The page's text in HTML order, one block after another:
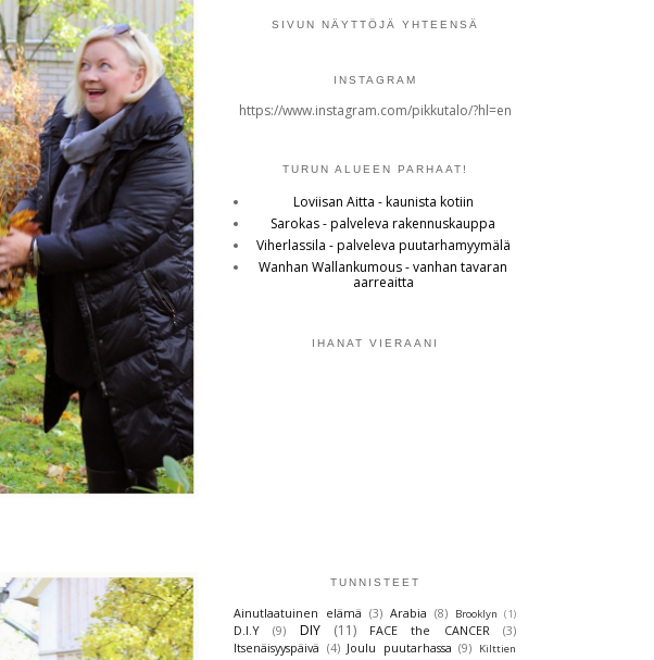
SIVUN NÄYTTÖJÄ YHTEENSÄ
INSTAGRAM
https://www.instagram.com/pikkutalo/?hl=en
TURUN ALUEEN PARHAAT!
Loviisan Aitta - kaunista kotiin
Sarokas - palveleva rakennuskauppa
Viherlassila - palveleva puutarhamyymälä
Wanhan Wallankumous - vanhan tavaran
aarreaitta
IHANAT VIERAANI
TUNNISTEET
Ainutlaatuinen elämä (3) Arabia (8) Brooklyn (1)
D.I.Y (9) DIY (11) FACE the CANCER
(3)
Itsenäisyyspäivä (4) Joulu puutarhassa (9)
Kilttien